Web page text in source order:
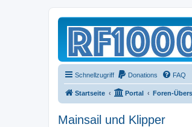
Schnellzugriff Donations FAQ
Startseite Portal Foren-
Mainsail und Klipper